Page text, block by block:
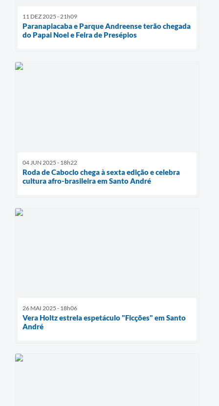
11 DEZ 2025 - 21h09
Paranapiacaba e Parque Andreense terão chegada
do Papai Noel e Feira de Presépios
04 JUN 2025 - 18h22
Roda de Caboclo chega à sexta edição e celebra
cultura afro-brasileira em Santo André
26 MAI 2025 - 18h06
Vera Holtz estrela espetáculo "Ficções" em Santo
André